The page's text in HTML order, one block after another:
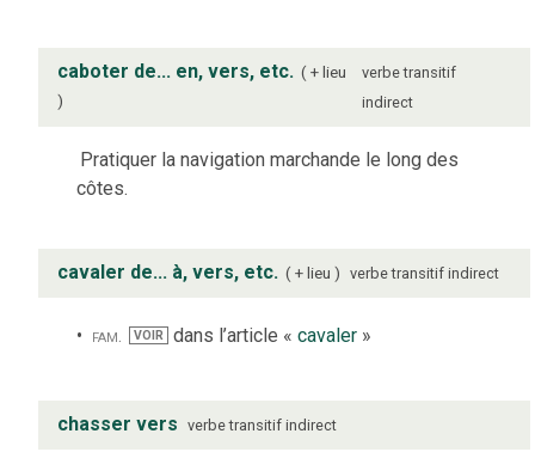
caboter de... en, vers, etc. + lieu verbe transitif
indirect
Pratiquer la navigation marchande le long des
côtes.
cavaler de... à, vers, etc. + lieu verbe transitif indirect
fam. VOIR dans l’article « cavaler»
chasser vers verbe transitif indirect